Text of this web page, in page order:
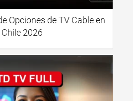
Opciones de TV Cable en
Chile 2026